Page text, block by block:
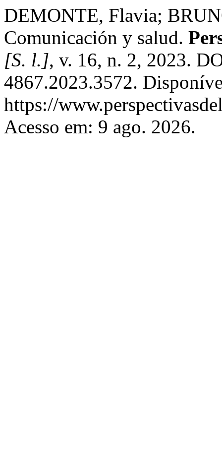
DEMONTE, Flavia;
Comunicación y salud.
[S. l.], v. 16, n. 2, 2023.
4867.2023.3572.
https://
Acesso em: 9 ago. 2026.